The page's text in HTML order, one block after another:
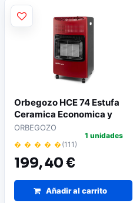
Orbegozo HCE 74 Estufa
Ceramica Economica y
Segura - Potencia 4200W -
Clase Energetica A -
Consumo Maximo 305 G/H
- Triple Sistema de
Seguridad - Encendido
Piezoelectrico - Gas
Butano/Propano
ORBEGOZO
� � � � �(111)
199,40 €
1 unidades
Añadir al carrito